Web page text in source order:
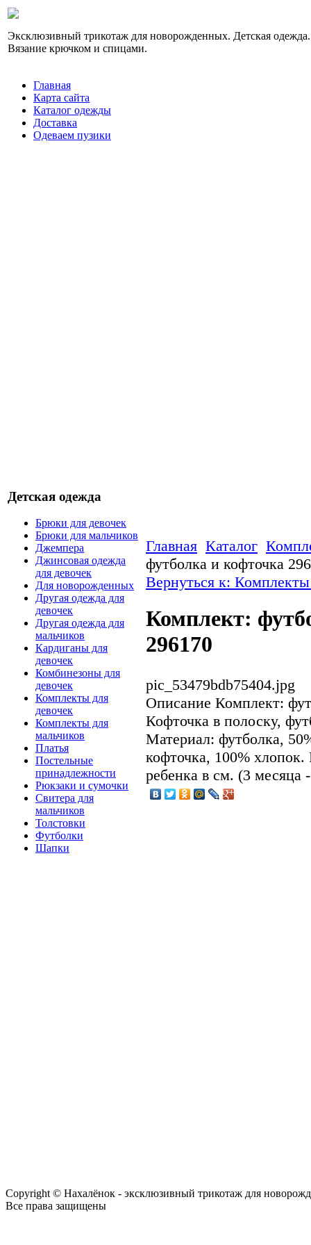
Эксклюзивный трикотаж для новорожденных. Детская одежда.
Вязание крючком и спицами.
Главная
Карта сайта
Каталог одежды
Доставка
Одеваем пузики
Детская одежда
Брюки для девочек
Брюки для мальчиков
Джемпера
Джинсовая одежда
для девочек
Для новорожденных
Другая одежда для
девочек
Другая одежда для
мальчиков
Кардиганы для
девочек
Комбинезоны для
девочек
Комплекты для
девочек
Комплекты для
мальчиков
Платья
Постельные
принадлежности
Рюкзаки и сумочки
Свитера для
мальчиков
Толстовки
Футболки
Шапки
Главная Каталог
футболка и кофточка
Вернуться к: Комплекты
Комплект:
296170
pic_53479bdb75404.jpg
Описание Комплект:
Кофточка в полоску,
Материал: футболка,
кофточка, 100% хлопок.
ребенка в см. (3 месяца
Copyright © Нахалёнок - эксклюзивный трикотаж для
Все права защищены